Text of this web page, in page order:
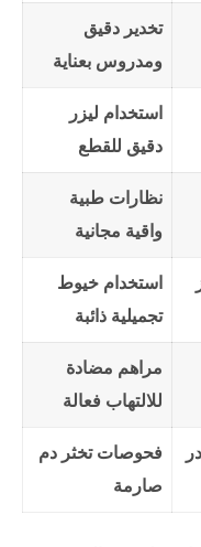
تخدير دقيق
ومدروس بعناية
استخدام ليزر
دقيق للقطع
نظارات طبية
واقية مجانية
استخدام خيوط
تجميلية ذائبة
مراهم مضادة
للالتهاب فعالة
فحوصات تخثر دم
صارمة